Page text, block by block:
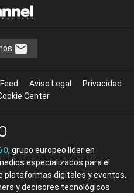
Aviso Legal
Privacidad
Center
, grupo europeo líder en
especializados para el
plataformas digitales y eventos,
y decisores tecnológicos